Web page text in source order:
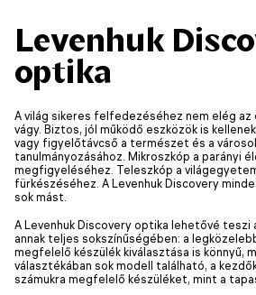
Levenhuk
optika
A világ sikeres felfedezéséhez nem elég
vágy. Biztos, jól működő eszközök is
vagy figyelőtávcső a természet és a
tanulmányozásához. Mikroszkóp a parányi
megfigyeléséhez. Teleszkóp a
fürkészéséhez. A Levenhuk Discovery
sok mást.
A Levenhuk Discovery optika lehetővé
annak teljes sokszínűségében: a
megfelelő készülék kiválasztása is könnyű,
választékában sok modell található, a
számukra megfelelő készüléket, mint a